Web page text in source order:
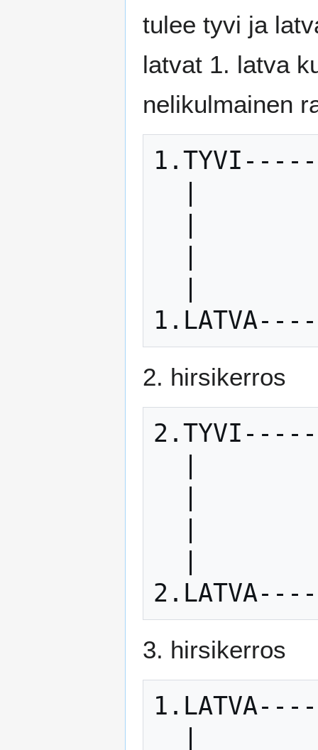
tulee tyvi ja
latvat 1. latva
nelikulmainen
2. hirsikerros
3. hirsikerros